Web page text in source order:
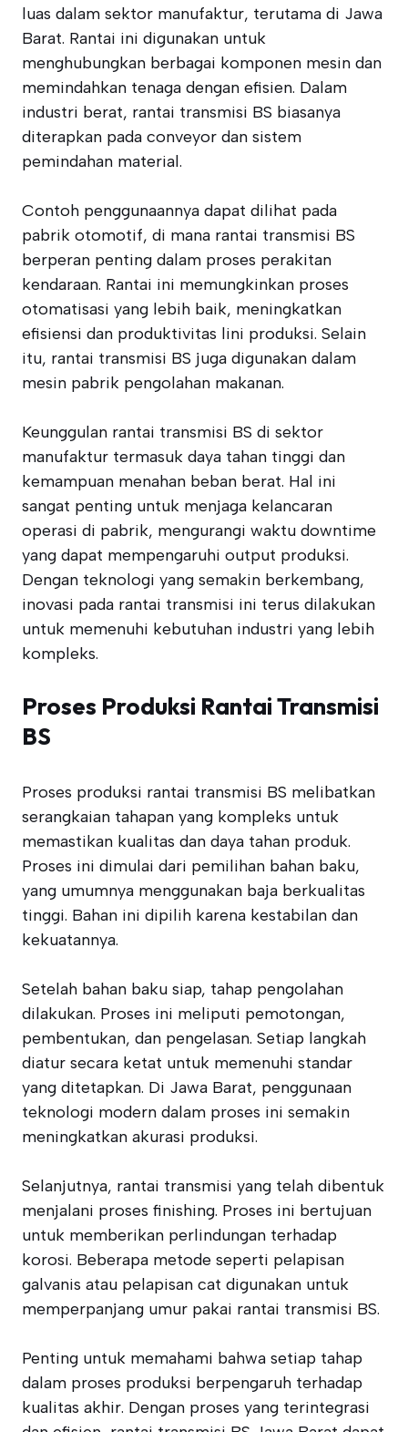
luas dalam sektor manufaktur, terutama di Jawa
Barat. Rantai ini digunakan untuk
menghubungkan berbagai komponen mesin dan
memindahkan tenaga dengan efisien. Dalam
industri berat, rantai transmisi BS biasanya
diterapkan pada conveyor dan sistem
pemindahan material.
Contoh penggunaannya dapat dilihat pada
pabrik otomotif, di mana rantai transmisi BS
berperan penting dalam proses perakitan
kendaraan. Rantai ini memungkinkan proses
otomatisasi yang lebih baik, meningkatkan
efisiensi dan produktivitas lini produksi. Selain
itu, rantai transmisi BS juga digunakan dalam
mesin pabrik pengolahan makanan.
Keunggulan rantai transmisi BS di sektor
manufaktur termasuk daya tahan tinggi dan
kemampuan menahan beban berat. Hal ini
sangat penting untuk menjaga kelancaran
operasi di pabrik, mengurangi waktu downtime
yang dapat mempengaruhi output produksi.
Dengan teknologi yang semakin berkembang,
inovasi pada rantai transmisi ini terus dilakukan
untuk memenuhi kebutuhan industri yang lebih
kompleks.
Proses Produksi Rantai Transmisi
BS
Proses produksi rantai transmisi BS melibatkan
serangkaian tahapan yang kompleks untuk
memastikan kualitas dan daya tahan produk.
Proses ini dimulai dari pemilihan bahan baku,
yang umumnya menggunakan baja berkualitas
tinggi. Bahan ini dipilih karena kestabilan dan
kekuatannya.
Setelah bahan baku siap, tahap pengolahan
dilakukan. Proses ini meliputi pemotongan,
pembentukan, dan pengelasan. Setiap langkah
diatur secara ketat untuk memenuhi standar
yang ditetapkan. Di Jawa Barat, penggunaan
teknologi modern dalam proses ini semakin
meningkatkan akurasi produksi.
Selanjutnya, rantai transmisi yang telah dibentuk
menjalani proses finishing. Proses ini bertujuan
untuk memberikan perlindungan terhadap
korosi. Beberapa metode seperti pelapisan
galvanis atau pelapisan cat digunakan untuk
memperpanjang umur pakai rantai transmisi BS.
Penting untuk memahami bahwa setiap tahap
dalam proses produksi berpengaruh terhadap
kualitas akhir. Dengan proses yang terintegrasi